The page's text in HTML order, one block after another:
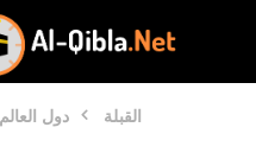
القبلة دول العالم